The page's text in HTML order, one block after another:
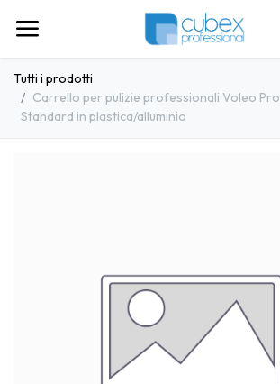
Tutti i prodotti
Carrello per pulizie professionali Voleo Pro
Standard in plastica/alluminio